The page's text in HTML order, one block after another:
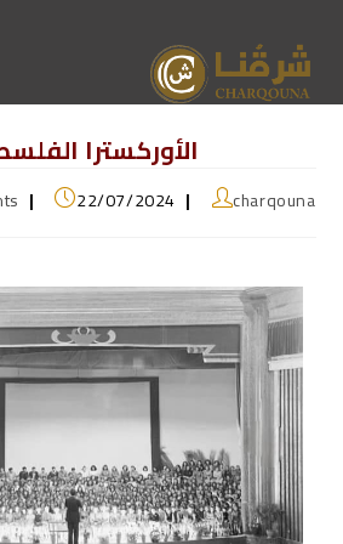
الأوركسترا
charqouna
22/07/2024